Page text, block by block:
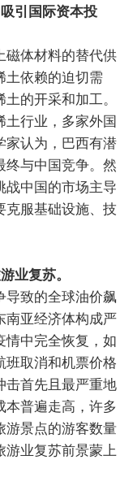
引国际资本投
磁体材料的替代供
土依赖的迫切需
的开采和加工。
土行业，多家外国
家认为，巴西有潜
终与中国竞争。然
战中国的市场主导
克服基础设施、技
业复苏。
导致的全球油价飙
南亚经济体构成严
情中完全恢复，如
班取消和机票价格
击首先且最严重地
普遍走高，许多
游景点的游客数量
游业复苏前景蒙上